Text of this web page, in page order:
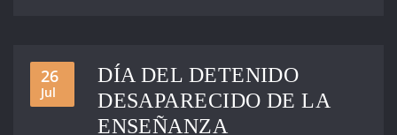
26
Jul
DÍA DEL DETENIDO
DESAPARECIDO DE LA
ENSEÑANZA